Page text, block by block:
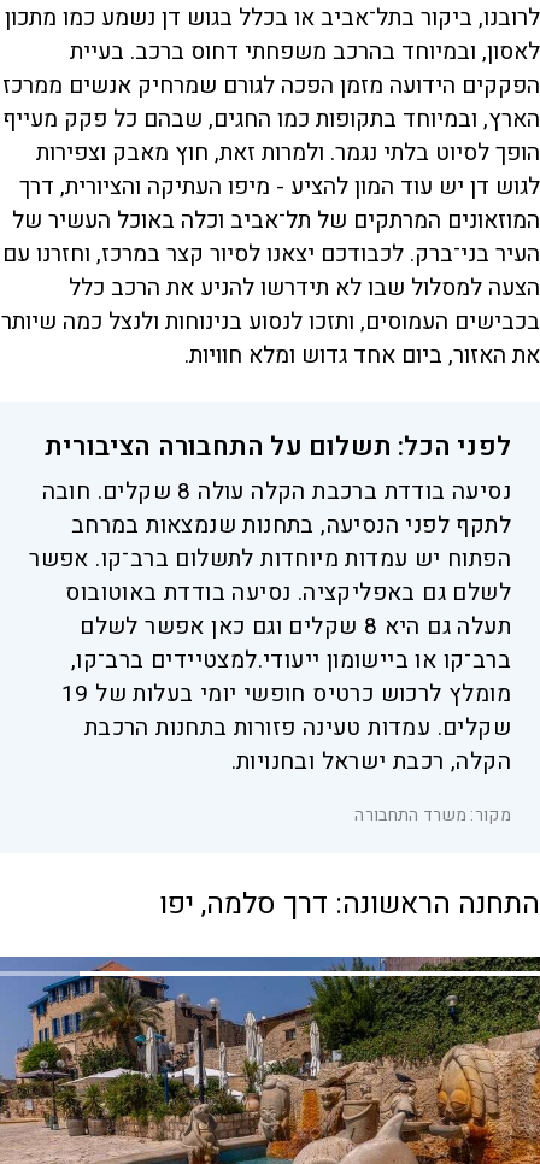
לרובנו, ביקור בתל־אביב או בכלל בגוש דן נשמע כמו מתכון
לאסון, ובמיוחד בהרכב משפחתי דחוס ברכב. בעיית
הפקקים הידועה מזמן הפכה לגורם שמרחיק אנשים ממרכז
הארץ, ובמיוחד בתקופות כמו החגים, שבהם כל פקק מעייף
הופך לסיוט בלתי נגמר. ולמרות זאת, חוץ מאבק וצפירות
לגוש דן יש עוד המון להציע - מיפו העתיקה והציורית, דרך
המוזאונים המרתקים של תל־אביב וכלה באוכל העשיר של
העיר בני־ברק. לכבודכם יצאנו לסיור קצר במרכז, וחזרנו עם
הצעה למסלול שבו לא תידרשו להניע את הרכב כלל
בכבישים העמוסים, ותזכו לנסוע בנינוחות ולנצל כמה שיותר
את האזור, ביום אחד גדוש ומלא חוויות.
לפני הכל: תשלום על התחבורה הציבורית
נסיעה בודדת ברכבת הקלה עולה 8 שקלים. חובה
לתקף לפני הנסיעה, בתחנות שנמצאות במרחב
הפתוח יש עמדות מיוחדות לתשלום ברב־קו. אפשר
לשלם גם באפליקציה. נסיעה בודדת באוטובוס
תעלה גם היא 8 שקלים וגם כאן אפשר לשלם
ברב־קו או ביישומון ייעודי.למצטיידים ברב־קו,
מומלץ לרכוש כרטיס חופשי יומי בעלות של 19
שקלים. עמדות טעינה פזורות בתחנות הרכבת
הקלה, רכבת ישראל ובחנויות.
מקור: משרד התחבורה
התחנה הראשונה: דרך סלמה, יפו